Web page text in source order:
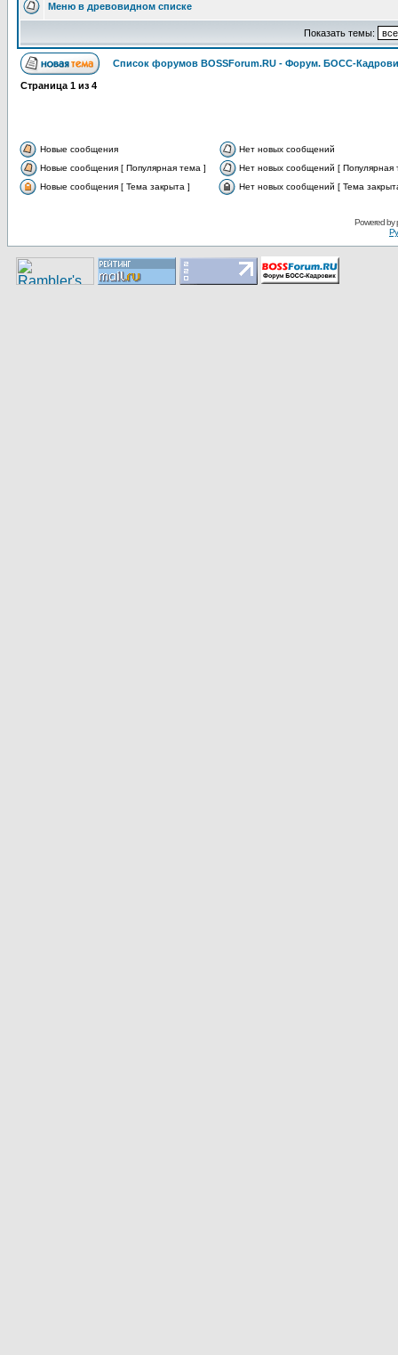
Меню в древовидном списке
Показать темы:
Список форумов BOSSForum.RU - Форум. БОСС-
Страница 1 из 4
Новые сообщения
Нет новых сообщений
Новые сообщения [ Популярная тема ]
Нет новых сообщений [ Популярная
Новые сообщения [ Тема закрыта ]
Нет новых сообщений [ Тема
Pоwerеd by